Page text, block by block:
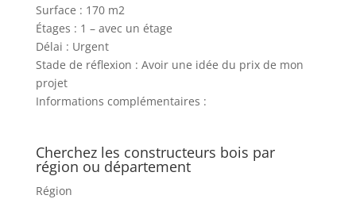
Surface : 170 m2
Étages : 1 – avec un étage
Délai : Urgent
Stade de réflexion : Avoir une idée du prix de mon
projet
Informations complémentaires :
Cherchez les constructeurs bois par
région ou département
Région